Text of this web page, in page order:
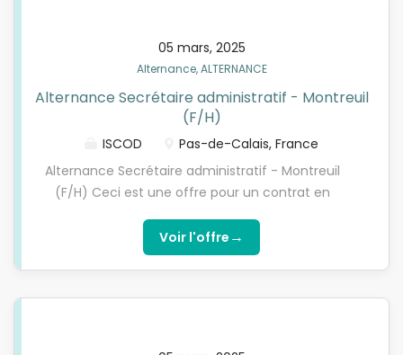
05 mars, 2025
Alternance, ALTERNANCE
Alternance Secrétaire administratif - Montreuil
(F/H)
ISCOD
Pas-de-Calais, France
Alternance Secrétaire administratif - Montreuil
(F/H) Ceci est une offre pour un contrat en
BACCALAUREAT et remplir les critères d’éligibilité.
Qui sommes-nous ?L’ISCOD, spécialiste de la
entreprise partenaire, un(e) Secrétaire
Voir l'offre →